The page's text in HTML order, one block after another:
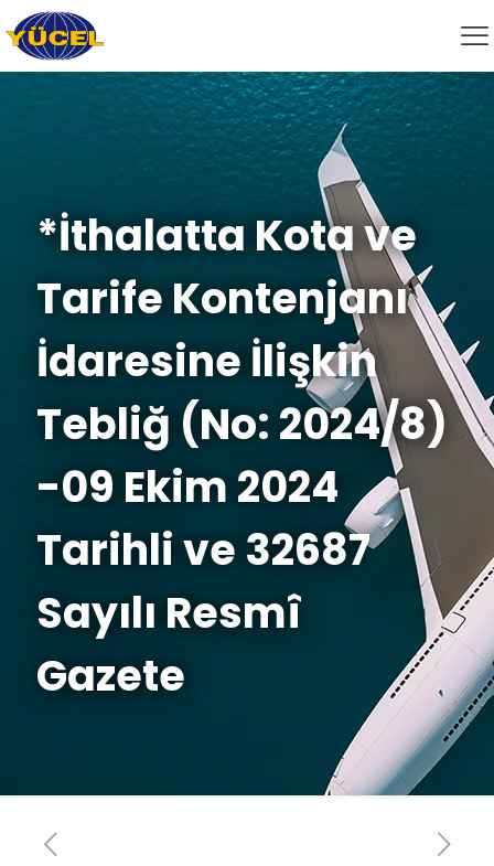
*İthalatta Kota ve
Tarife Kontenjanı
İdaresine İlişkin
Tebliğ (No: 2024/8)
-09 Ekim 2024
Tarihli ve 32687
Sayılı Resmî
Gazete